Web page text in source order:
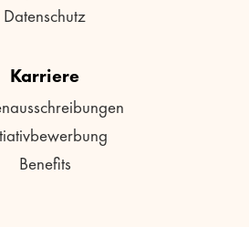
Datenschutz
Karriere
Benefits